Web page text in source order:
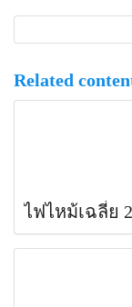
Related
ไฟไหม้เฉลี่ย